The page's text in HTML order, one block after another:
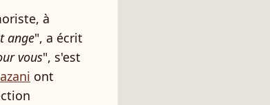
à
ange", a écrit
vous", s'est
ont